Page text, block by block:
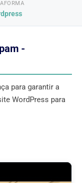
-
para garantir a
WordPress para